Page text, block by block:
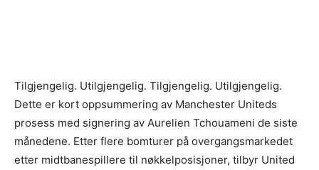
Tilgjengelig. Utilgjengelig. Tilgjengelig. Utilgjengelig.
Dette er kort oppsummering av Manchester Uniteds
prosess med signering av Aurelien Tchouameni de siste
månedene. Etter flere bomturer på overgangsmarkedet
etter midtbanespillere til nøkkelposisjoner, tilbyr United